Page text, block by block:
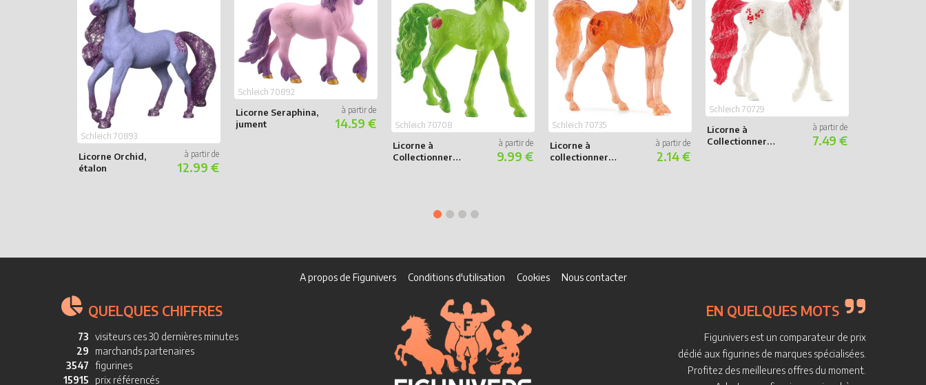
Licorne Orchid,
étalon
Schleich 70893
12.99 €
Licorne Seraphina,
jument
Schleich 70892
14.59 €
Licorne à
Collectionner
Schleich 70708
9.99 €
Licorne à
collectionner
Schleich 70735
2.14 €
Licorne à
Collectionner
Schleich 70729
7.49 €
A propos de Figunivers Conditions d'utilisation Cookies Nous contacter
EN QUELQUES MOTS
Figunivers est un comparateur de prix
dédié aux figurines de marques spécialisées.
Profitez des meilleures offres du moment.
QUELQUES CHIFFRES
73 visiteurs ces 30 dernières minutes
29
marchands partenaires
3547 figurines
15915
prix référencés